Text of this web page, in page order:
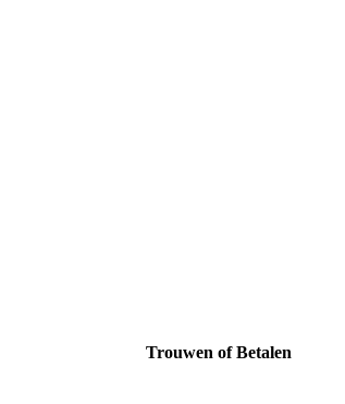
Trouwen of Betalen